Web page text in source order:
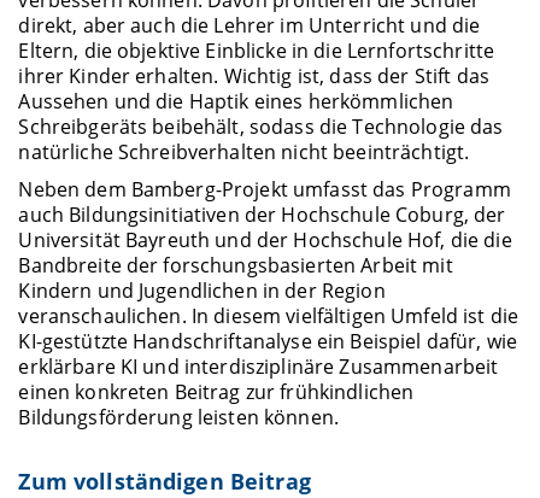
direkt, aber auch die Lehrer im Unterricht und die
Eltern, die objektive Einblicke in die Lernfortschritte
ihrer Kinder erhalten. Wichtig ist, dass der Stift das
Aussehen und die Haptik eines herkömmlichen
Schreibgeräts beibehält, sodass die Technologie das
natürliche Schreibverhalten nicht beeinträchtigt.
Neben dem Bamberg-Projekt umfasst das Programm
auch Bildungsinitiativen der Hochschule Coburg, der
Universität Bayreuth und der Hochschule Hof, die die
Bandbreite der forschungsbasierten Arbeit mit
Kindern und Jugendlichen in der Region
veranschaulichen. In diesem vielfältigen Umfeld ist die
KI-gestützte Handschriftanalyse ein Beispiel dafür, wie
erklärbare KI und interdisziplinäre Zusammenarbeit
einen konkreten Beitrag zur frühkindlichen
Bildungsförderung leisten können.
Zum vollständigen Beitrag